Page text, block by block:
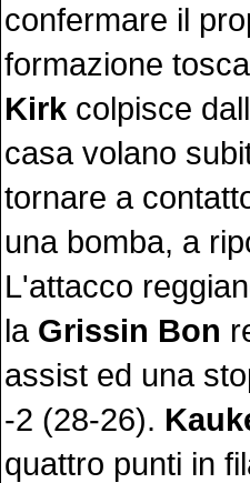
confermare il
formazione
Kirk colpisce
casa volano
tornare a
una bomba, a
L'attacco
la Grissin Bon
assist ed una
-2 (28-26).
quattro punti in